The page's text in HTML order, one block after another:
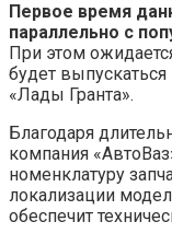
Первое время
параллельно с
При этом
будет
«Лады Гранта».
Благодаря
компания
номенклатуру
локализации
обеспечит